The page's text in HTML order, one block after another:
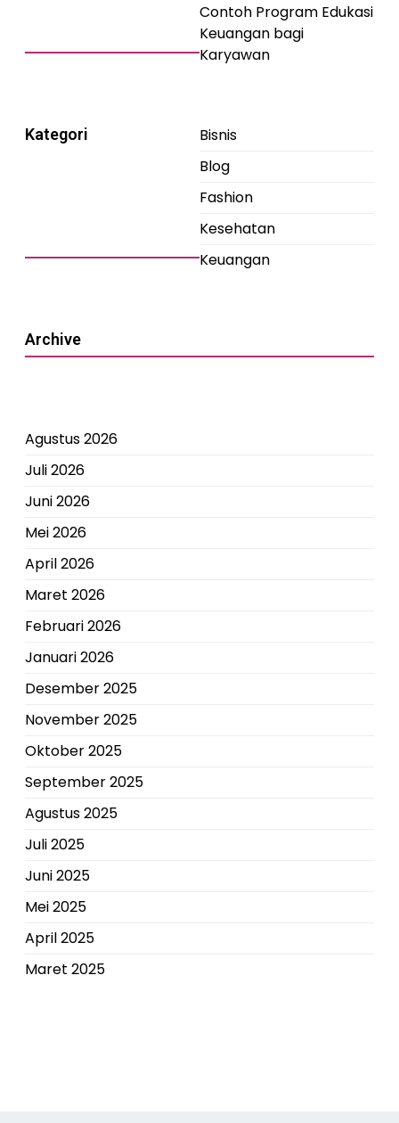
Contoh Program Edukasi
Keuangan bagi
Karyawan
Kategori
Bisnis
Blog
Fashion
Kesehatan
Keuangan
Archive
Agustus 2026
Juli 2026
Juni 2026
Mei 2026
April 2026
Maret 2026
Februari 2026
Januari 2026
Desember 2025
November 2025
Oktober 2025
September 2025
Agustus 2025
Juli 2025
Juni 2025
Mei 2025
April 2025
Maret 2025